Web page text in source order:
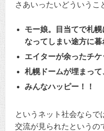
さあいったいどういうこ
モー娘。目当てで札
なってしまい途方に暮
エイターが余ったチケ
札幌ドームが埋まって
みんなハッピー！！
というネット社会ならで
交流が見られたというの